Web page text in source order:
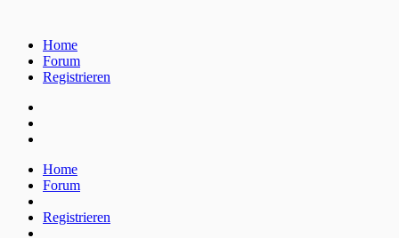
Home
Forum
Registrieren
Home
Forum
Registrieren